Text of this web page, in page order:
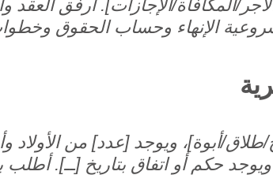
المكافأة/الإجازات]. أرفق
الإنهاء وحساب الحقوق
طلاق/أبوة]، ويوجد [عدد] من الأولاد
حكم أو اتفاق بتاريخ [ــ].